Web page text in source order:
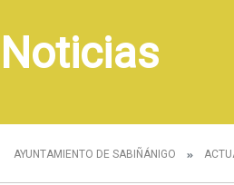
Noticias
AYUNTAMIENTO DE SABIÑÁNIGO